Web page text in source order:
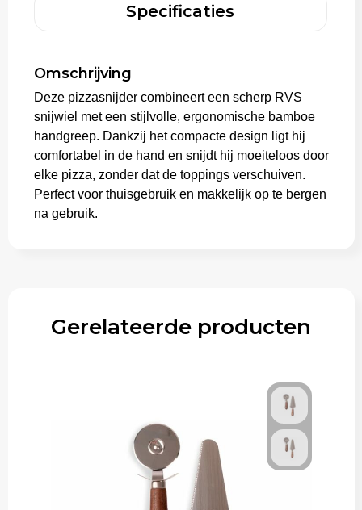
Trolleys
Specificaties
Omschrijving
Deze pizzasnijder combineert een scherp RVS
snijwiel met een stijlvolle, ergonomische bamboe
handgreep. Dankzij het compacte design ligt hij
comfortabel in de hand en snijdt hij moeiteloos door
elke pizza, zonder dat de toppings verschuiven.
Perfect voor thuisgebruik en makkelijk op te bergen
na gebruik.
Gerelateerde producten